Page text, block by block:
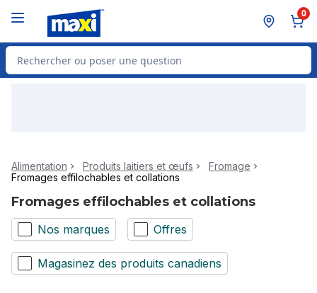
0
Rechercher des produits
Alimentation Produits laitiers et œufs
Fromage
Fromages effilochables et collations
Fromages effilochables et collations
Nos marques Offres
Magasinez des produits canadiens